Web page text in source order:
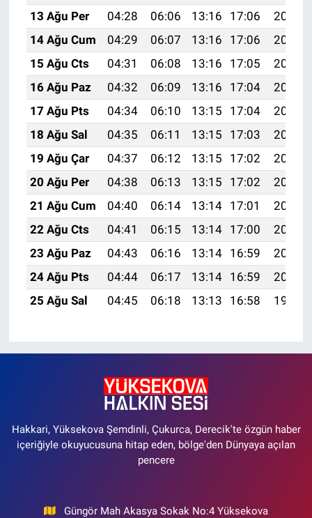
13 Ağu Per
04:28 06:06 13:16 17:06
20:16
14 Ağu Cum
04:29 06:07 13:16 17:06
20:15
15 Ağu Cts
04:31 06:08 13:16 17:05
20:13
16 Ağu Paz
04:32 06:09 13:16 17:04
20:12
17 Ağu Pts
04:34 06:10 13:15 17:04
20:10
18 Ağu Sal
04:35 06:11 13:15 17:03
20:09
19 Ağu Çar
04:37 06:12 13:15 17:02
20:08
20 Ağu Per
04:38 06:13 13:15 17:02
20:06
21 Ağu Cum
04:40 06:14 13:14 17:01
20:05
22 Ağu Cts
04:41 06:15 13:14 17:00
20:03
23 Ağu Paz
04:43 06:16 13:14 16:59
20:02
24 Ağu Pts
04:44 06:17 13:14 16:59
20:00
25 Ağu Sal
04:45 06:18 13:13 16:58 19:58
Hakkari, Yüksekova Şemdinli, Çukurca, Derecik'te özgün haber
içeriğiyle okuyucusuna hitap eden, bölge'den Dünyaya açılan
pencere
Güngör Mah Akasya Sokak No:4 Yüksekova